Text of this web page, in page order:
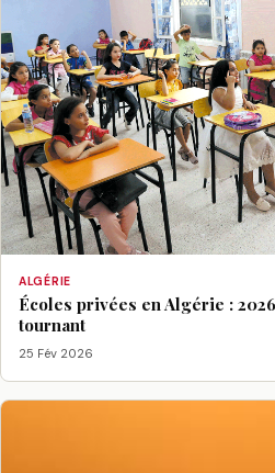
ALGÉRIE
Écoles privées en Algérie :
tournant
25 Fév 2026